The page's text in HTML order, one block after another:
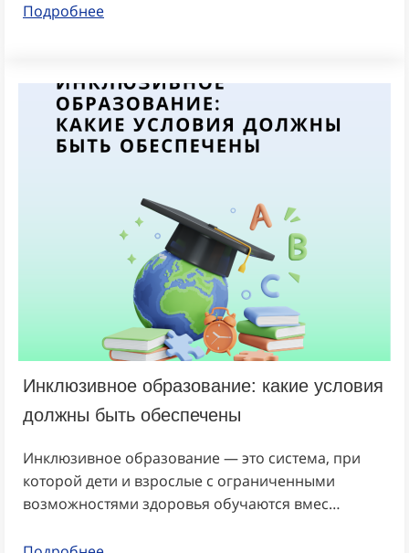
Подробнее
Инклюзивное образование: какие условия
должны быть обеспечены
Инклюзивное образование — это система, при
которой дети и взрослые с ограниченными
возможностями здоровья обучаются вмес…